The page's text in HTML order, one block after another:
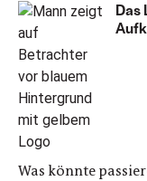
Das
Was könnte